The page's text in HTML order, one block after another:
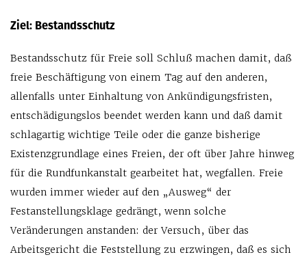
Ziel: Bestandsschutz
Bestandsschutz für Freie soll Schluß machen damit, daß
freie Beschäftigung von einem Tag auf den anderen,
allenfalls unter Einhaltung von Ankündigungsfristen,
entschädigungslos beendet werden kann und daß damit
schlagartig wichtige Teile oder die ganze bisherige
Existenzgrundlage eines Freien, der oft über Jahre hinweg
für die Rundfunkanstalt gearbeitet hat, wegfallen. Freie
wurden immer wieder auf den „Ausweg“ der
Festanstellungsklage gedrängt, wenn solche
Veränderungen anstanden: der Versuch, über das
Arbeitsgericht die Feststellung zu erzwingen, daß es sich